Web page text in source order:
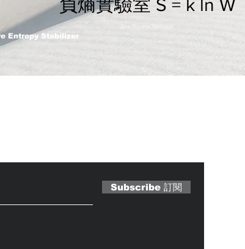
負熵實驗室 S = k ln W
2nm Process Stabilizer
Entropy Stabilizer
Subscribe 訂閱